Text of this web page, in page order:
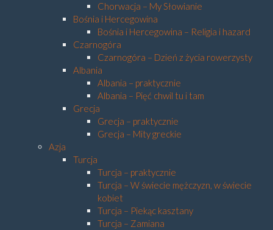
Chorwacja – My Słowianie
Bośnia i Hercegowina
Bośnia i Hercegowina – Religia i hazard
Czarnogóra
Czarnogóra – Dzień z życia rowerzysty
Albania
Albania – praktycznie
Albania – Pięć chwil tu i tam
Grecja
Grecja – praktycznie
Grecja – Mity greckie
Azja
Turcja
Turcja – praktycznie
Turcja – W świecie mężczyzn, w świecie
kobiet
Turcja – Piekąc kasztany
Turcja – Zamiana